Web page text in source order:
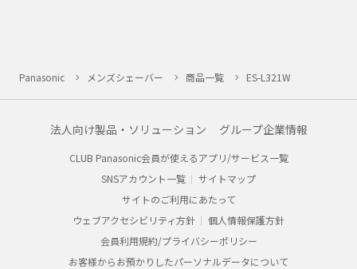
Panasonic メンズシェーバー 商品一覧 ES-L321W
法人向け製品・ソリューション グループ企業情報
CLUB Panasonic会員が使えるアプリ/サービス一覧
SNSアカウント一覧
サイトマップ
サイトのご利用にあたって
ウェブアクセシビリティ方針
個人情報保護方針
会員利用規約/プライバシーポリシー
お客様からお預かりしたパーソナルデータについて